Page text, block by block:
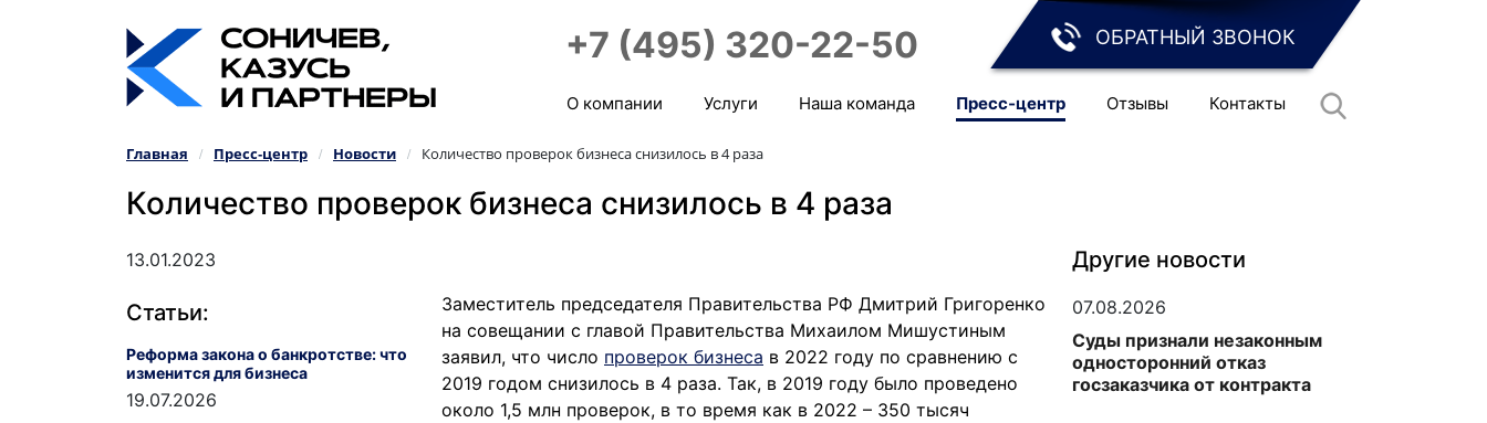
+7 (495) 320-22-50 ОБРАТНЫЙ ЗВОНОК
О компании Услуги Наша команда Пресс‑центр Отзывы Контакты
Главная / Пресс‑центр / Новости / Количество проверок бизнеса снизилось в 4 раза
Количество проверок бизнеса снизилось в 4 раза
13.01.2023
Статьи:
Реформа закона о банкротстве: что
изменится для бизнеса
19.07.2026
Заместитель председателя Правительства РФ Дмитрий Григоренко
на совещании с главой Правительства Михаилом Мишустиным
заявил, что число проверок бизнеса в 2022 году по сравнению с
2019 годом снизилось в 4 раза. Так, в 2019 году было проведено
около 1,5 млн проверок, в то время как в 2022 – 350 тысяч
Другие новости
07.08.2026
Суды признали незаконным
односторонний отказ
госзаказчика от контракта